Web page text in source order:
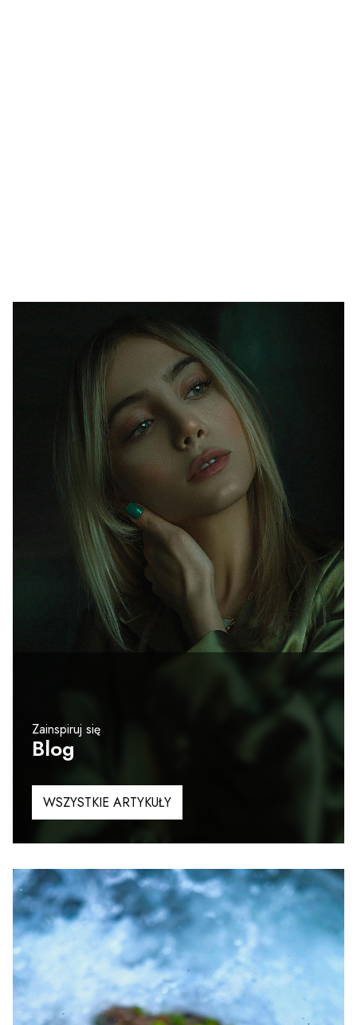
Zainspiruj się
Blog
WSZYSTKIE ARTYKUŁY